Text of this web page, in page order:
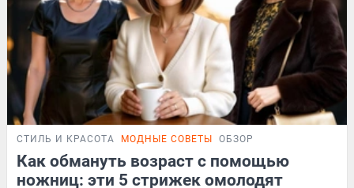
СТИЛЬ И КРАСОТА МОДНЫЕ СОВЕТЫ ОБЗОР
Как обмануть возраст с помощью
ножниц: эти 5 стрижек омолодят